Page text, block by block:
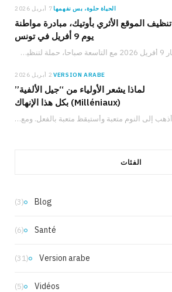
الحياة حلوة، بس نفهمها 7 أبريل 2026
تنظيف الموقع الأثري بأوتيك، مبادرة مواطنة
يوم 9 أفريل في تونس
نهار 9 أفريل 2026 مع التاسعة صباحا، حملة لتنظيف الموقع الأثري بأوتيك تدعو المواطنين والعائلات والشباب للمشاركة في حماية التراث التونسي والعمل من أجل البيئة.
VERSION ARABE 2 أبريل 2026
لماذا يشعر الأولياء من “جيل الألفية”
(Milléniaux) بكل هذا الإنهاك
” أذهب إلى النوم متعبة وأستيقظ متعبة بالفعل. ومع ذلك، لدي شعور دائم بأنني لا…
الفئات
Blog
(3)
Santé
(6)
Version arabe
(31)
Vidéos
(5)